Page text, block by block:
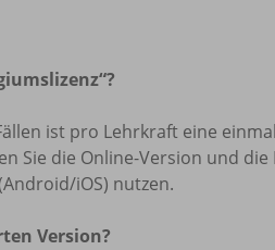
ist pro Lehrkraft eine
Sie die Online-Version und
iOS) nutzen.
Version?